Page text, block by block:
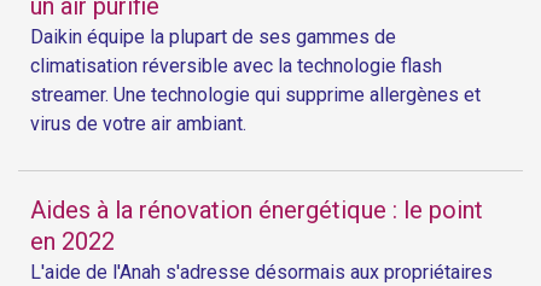
un air purifié
Daikin équipe la plupart de ses gammes de
climatisation réversible avec la technologie flash
streamer. Une technologie qui supprime allergènes et
virus de votre air ambiant.
Aides à la rénovation énergétique : le point
en 2022
L'aide de l'Anah s'adresse désormais aux propriétaires